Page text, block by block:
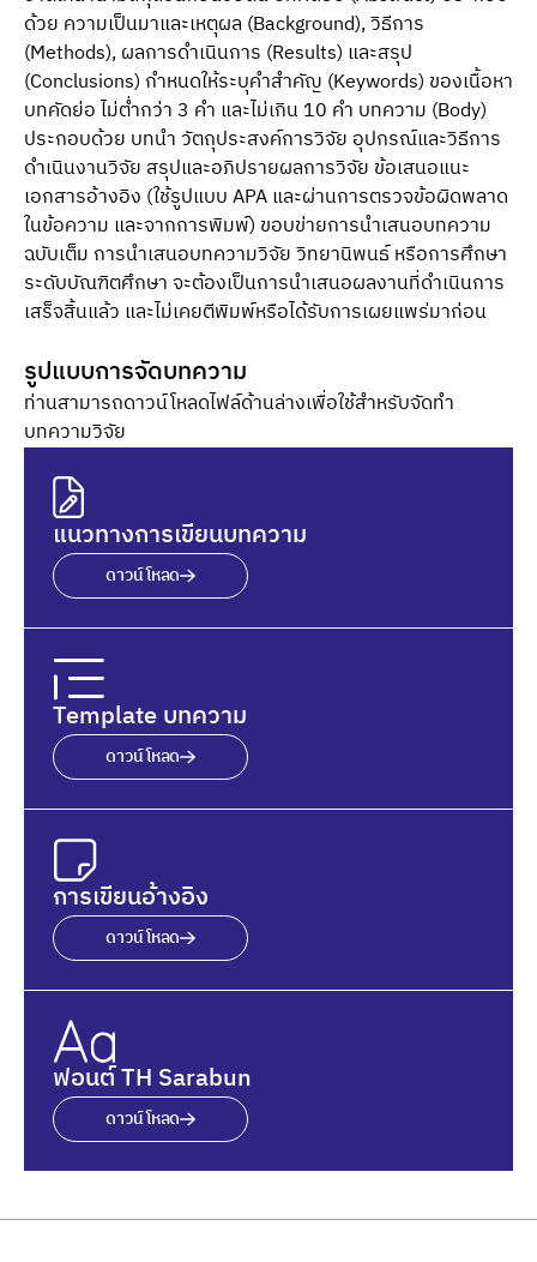
ด้วย ความเป็นมาและเหตุผล (Background), วิธีการ
(Methods), ผลการดำเนินการ (Results) และสรุป
(Conclusions) กำหนดให้ระบุคำสำคัญ (Keywords) ของเนื้อหา
บทคัดย่อ ไม่ต่ำกว่า 3 คำ และไม่เกิน 10 คำ บทความ (Body)
ประกอบด้วย บทนำ วัตถุประสงค์การวิจัย อุปกรณ์และวิธีการ
ดำเนินงานวิจัย สรุปและอภิปรายผลการวิจัย ข้อเสนอแนะ
เอกสารอ้างอิง (ใช้รูปแบบ APA และผ่านการตรวจข้อผิดพลาด
ในข้อความ และจากการพิมพ์) ขอบข่ายการนำเสนอบทความ
ฉบับเต็ม การนำเสนอบทความวิจัย วิทยานิพนธ์ หรือการศึกษา
ระดับบัณฑิตศึกษา จะต้องเป็นการนำเสนอผลงานที่ดำเนินการ
เสร็จสิ้นแล้ว และไม่เคยตีพิมพ์หรือได้รับการเผยแพร่มาก่อน
รูปแบบการจัดบทความ
ท่านสามารถดาวน์โหลดไฟล์ด้านล่างเพื่อใช้สำหรับจัดทำ
บทความวิจัย
แนวทางการเขียนบทความ
ดาวน์โหลด
Template บทความ
ดาวน์โหลด
การเขียนอ้างอิง
ดาวน์โหลด
ฟอนต์ TH Sarabun
ดาวน์โหลด